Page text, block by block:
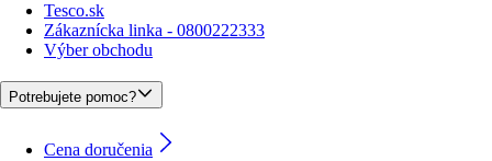
Tesco.sk
Zákaznícka linka - 0800222333
Výber obchodu
Potrebujete pomoc?
Cena doručenia